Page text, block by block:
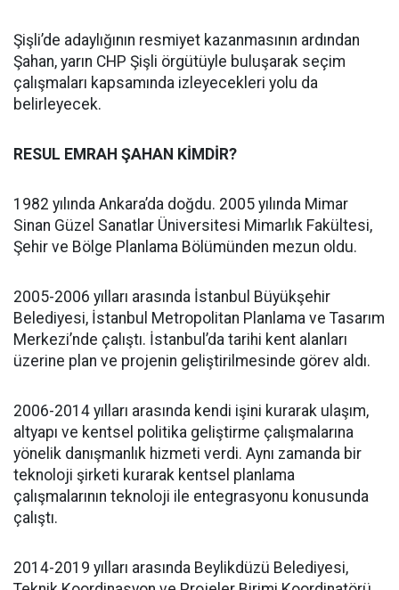
Şişli’de adaylığının resmiyet kazanmasının ardından
Şahan, yarın CHP Şişli örgütüyle buluşarak seçim
çalışmaları kapsamında izleyecekleri yolu da
belirleyecek.
RESUL EMRAH ŞAHAN KİMDİR?
1982 yılında Ankara’da doğdu. 2005 yılında Mimar
Sinan Güzel Sanatlar Üniversitesi Mimarlık Fakültesi,
Şehir ve Bölge Planlama Bölümünden mezun oldu.
2005-2006 yılları arasında İstanbul Büyükşehir
Belediyesi, İstanbul Metropolitan Planlama ve Tasarım
Merkezi’nde çalıştı. İstanbul’da tarihi kent alanları
üzerine plan ve projenin geliştirilmesinde görev aldı.
2006-2014 yılları arasında kendi işini kurarak ulaşım,
altyapı ve kentsel politika geliştirme çalışmalarına
yönelik danışmanlık hizmeti verdi. Aynı zamanda bir
teknoloji şirketi kurarak kentsel planlama
çalışmalarının teknoloji ile entegrasyonu konusunda
çalıştı.
2014-2019 yılları arasında Beylikdüzü Belediyesi,